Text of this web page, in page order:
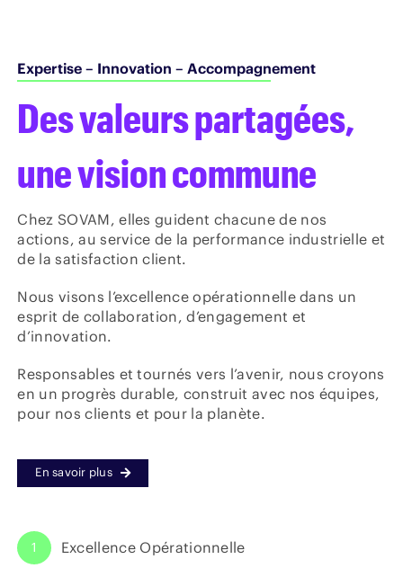
Expertise – Innovation – Accompagnement
Des valeurs partagées,
une vision commune
Chez SOVAM, elles guident chacune de nos
actions, au service de la performance industrielle et
de la satisfaction client.
Nous visons l’excellence opérationnelle dans un
esprit de collaboration, d’engagement et
d’innovation.
Responsables et tournés vers l’avenir, nous croyons
en un progrès durable, construit avec nos équipes,
pour nos clients et pour la planète.
En savoir plus
1 Excellence Opérationnelle